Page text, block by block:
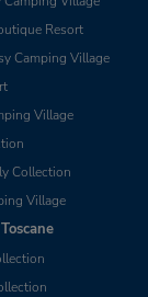
Resort
Camping Village
Village
Collection
Village